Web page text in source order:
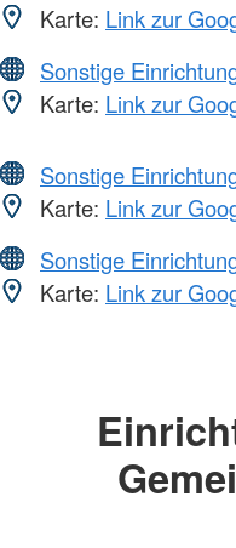
Karte: Link zur
Sonstige
Karte: Link zur
Sonstige
Karte: Link zur
Sonstige
Karte: Link zur